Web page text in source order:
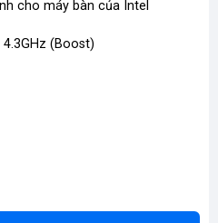
cho máy bàn của Intel
(Boost)